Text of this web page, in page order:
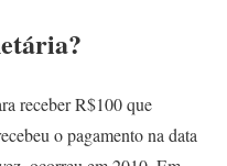
receber R$100 que
o pagamento na data